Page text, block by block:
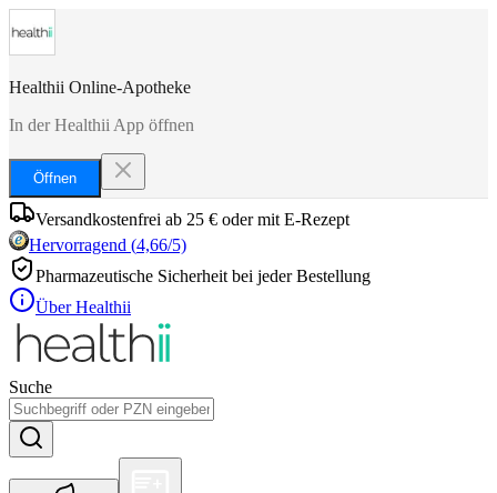
Healthii Online-Apotheke
In der Healthii App öffnen
Öffnen
Versandkostenfrei ab 25 € oder mit E-Rezept
Hervorragend (4,66/5)
Pharmazeutische Sicherheit bei jeder Bestellung
Über Healthii
Suche